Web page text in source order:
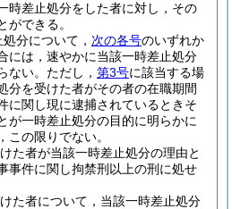
時差止処分をした者に対し，その
ができる。
分について， 次の各号のいずれか
には，速やかに当該一時差止処分
ない。 ただし， 第3号に該当する場
分を受けた者がその者の在職期間
に関し現に逮捕されているときそ
が一時差止処分の目的に明らかに
この限りでない。
た者が当該一時差止処分の理由と
事件に関し拘禁刑以上の刑に処せ
た者について，当該一時差止処分